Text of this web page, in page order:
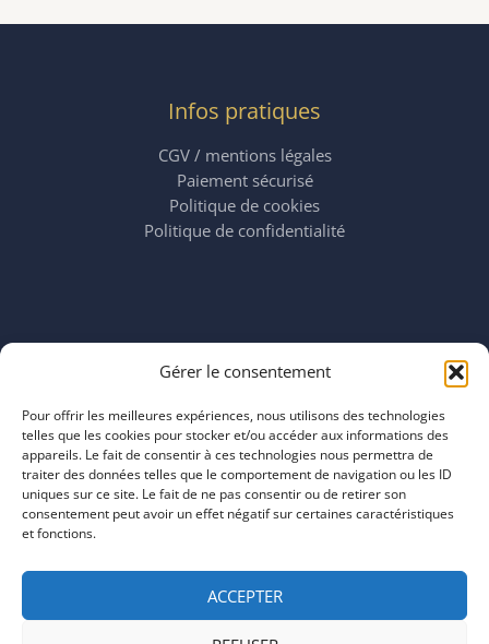
Gérer le consentement
Pour offrir les meilleures expériences, nous utilisons des technologies
telles que les cookies pour stocker et/ou accéder aux informations des
appareils. Le fait de consentir à ces technologies nous permettra de
traiter des données telles que le comportement de navigation ou les ID
uniques sur ce site. Le fait de ne pas consentir ou de retirer son
consentement peut avoir un effet négatif sur certaines caractéristiques
et fonctions.
ACCEPTER
Infos pratiques
CGV / mentions légales
Paiement sécurisé
Politique de cookies
Politique de confidentialité
mardi 11:00–23:00
jeudi 11:00–23:00
vendredi 11:00–23:00
samedi 11:00–20:00
dimanche 11:00–20:00